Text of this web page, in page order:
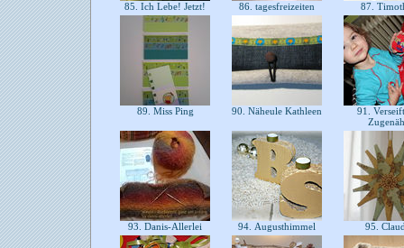
85. Ich Lebe! Jetzt! 86. tagesfreizeiten 87.
89. Miss Ping 90. Näheule Kathleen
91.
93. Danis-Allerlei 94. Augusthimmel 95.